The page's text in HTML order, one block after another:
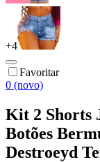
+4
Favoritar
0 (novo)
Kit 2 Shorts
Botões
Destroeyd